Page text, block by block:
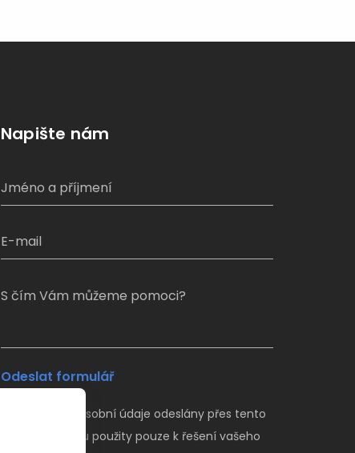
Napište nám
S čím Vám můžeme pomoci?
Odeslat formulář
Veškeré Vaše osobní údaje odeslány přes tento
formulář budou použity pouze k řešení vašeho